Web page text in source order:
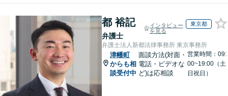
都 裕記
弁護士
インタビュー
を見る
東京都
弁護士法人新都法律事務所 東京事務所
津幡町
からも相
談受付中
面談方法(対面・
電話・ビデオな
ど)は応相談
営業時間：09:
00~19:00（土
日祝日）